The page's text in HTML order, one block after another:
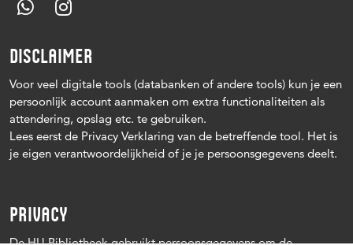
DISCLAIMER
Voor veel digitale tools (databanken of andere tools) kun je een
persoonlijk account aanmaken om extra functionaliteiten als
attendering, opslag etc. te gebruiken.
Lees eerst de Privacy Verklaring van de betreffende tool. Het is
je eigen verantwoordelijkheid of je je persoonsgegevens deelt.
PRIVACY